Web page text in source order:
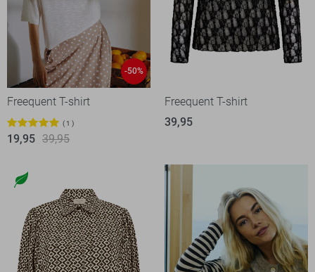
-50%
Freequent T-shirt
1
19,95 39,95
Freequent T-shirt
39,95